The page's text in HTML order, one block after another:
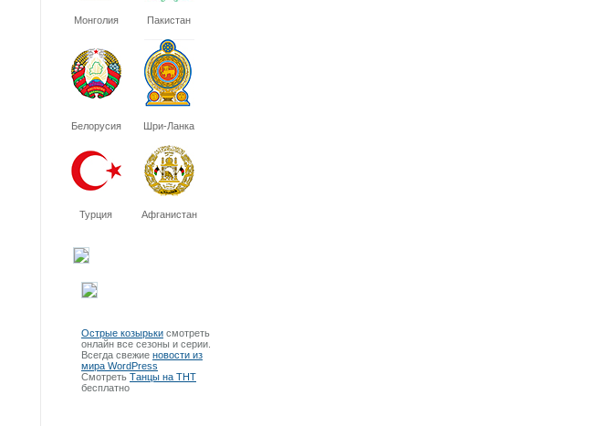
Монголия Пакистан
Белорусия Шри-Ланка
Турция Афганистан
Острые козырьки смотреть
онлайн все сезоны и серии.
Всегда свежие новости из
мира WordPress
Смотреть Танцы на ТНТ
бесплатно